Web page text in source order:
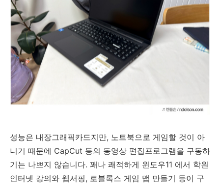
성능은 내장그래픽카드지만, 노트북으로 게임할 것이 아
니기 때문에 CapCut 등의 동영상 편집프로그램을 구동하
기는 나쁘지 않습니다. 꽤나 쾌적하게 윈도우11 에서 학원
인터넷 강의와 웹서핑, 로블록스 게임 맵 만들기 등이 구